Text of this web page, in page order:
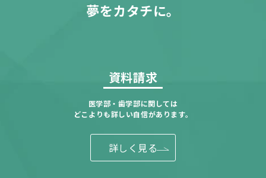
夢をカタチに。
資料請求
医学部・歯学部に関しては
どこよりも詳しい自信があります。
詳しく見る